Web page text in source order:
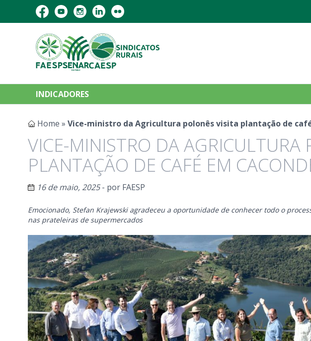
INDICADORES
Home » Vice-ministro da Agricultura polonês visita plantação de
VICE-MINISTRO DA AGRICULTURA
PLANTAÇÃO DE CAFÉ EM
16 de maio, 2025- por FAESP
Emocionado, Stefan Krajewski agradeceu a oportunidade de conhecer todo o
nas prateleiras de supermercados